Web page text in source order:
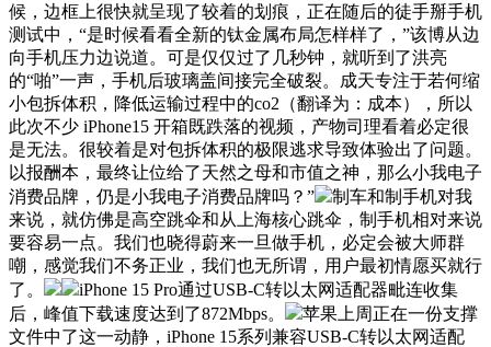
候，边框上很快就呈现了较着的划痕，正在随后的徒手掰手机
测试中，“是时候看看全新的钛金属布局怎样样了，”该博从边
向手机压力边说道。可是仅仅过了几秒钟，就听到了洪亮
的“啪”一声，手机后玻璃盖间接完全破裂。成天专注于若何缩
小包拆体积，降低运输过程中的co2（翻译为：成本），所以
此次不少 iPhone15 开箱既跌落的视频，产物司理看着必定很
是无法。很较着是对包拆体积的极限逃求导致体验出了问题。
以报酬本，最终让位给了天然之母和市值之神，那么小我电子
消费品牌，仍是小我电子消费品牌吗？”
制车和制手机对我
来说，就仿佛是高空跳伞和从上海核心跳伞，制手机相对来说
要容易一点。我们也晓得蔚来一旦做手机，必定会被大师群
嘲，感觉我们不务正业，我们也无所谓，用户最初情愿买就行
了。
iPhone 15 Pro通过USB-C转以太网适配器毗连收集
后，峰值下载速度达到了872Mbps。
苹果上周正在一份支撑
文件中了这一动静，iPhone 15系列兼容USB-C转以太网适配